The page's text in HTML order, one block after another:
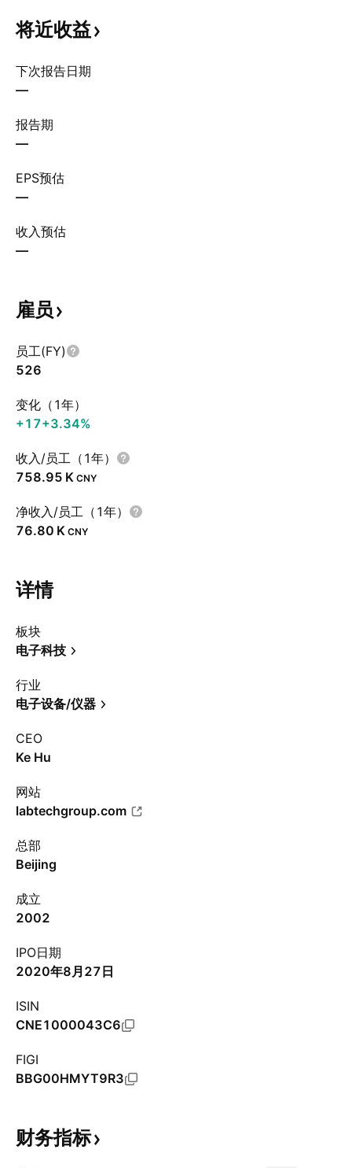
将近收益
下次报告日期
—
报告期
—
EPS预估
—
收入预估
—
雇员
员工(FY)
526
变化（1年）
+17+3.34%
收入/员工（1年）
‪758.95 K‬ CNY
净收入/员工（1年）
‪76.80 K‬ CNY
详情
板块
电子科技
行业
电子设备/仪器
CEO
Ke Hu
网站
labtechgroup.com
总部
Beijing
成立
2002
IPO日期
2020年8月27日
ISIN
CNE1000043C6
FIGI
BBG00HMYT9R3
财务指标